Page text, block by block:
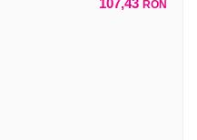
107,43 RON